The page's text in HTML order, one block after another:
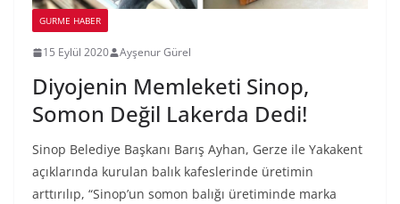
GURME HABER
15 Eylül 2020 Ayşenur Gürel
Diyojenin Memleketi Sinop,
Somon Değil Lakerda Dedi!
Sinop Belediye Başkanı Barış Ayhan, Gerze ile Yakakent
açıklarında kurulan balık kafeslerinde üretimin
arttırılıp, “Sinop’un somon balığı üretiminde marka